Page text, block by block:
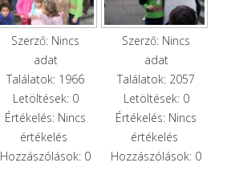
Szerző: Nincs
adat
Találatok: 1966
Letöltések: 0
Értékelés: Nincs
értékelés
Hozzászólások: 0
Szerző: Nincs
adat
Találatok: 2057
Letöltések: 0
Értékelés: Nincs
értékelés
Hozzászólások: 0